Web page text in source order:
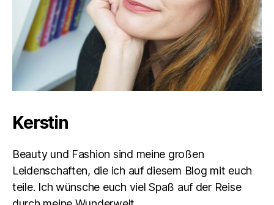
Kerstin
Beauty und Fashion sind meine großen
Leidenschaften, die ich auf diesem Blog mit euch
teile. Ich wünsche euch viel Spaß auf der Reise